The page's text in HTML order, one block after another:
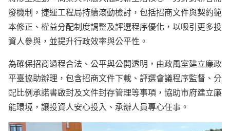
發機制，捷運工程局持續滾動檢討，包括招商文件與契約範
本修正、權益分配制度調整及評選程序優化，以吸引更多投
資人參與，並提升行政效率與公平性。
為確保招商過程合法、公平與公開透明，由政風室建立廉政
平臺協助辦理，包含招商文件下載、評選會議程序監督、分
配比例承諾書啟封及文件封存管理等事項，協助市府建立廉
能環境，讓投資人安心投入、承辦人員專心任事。